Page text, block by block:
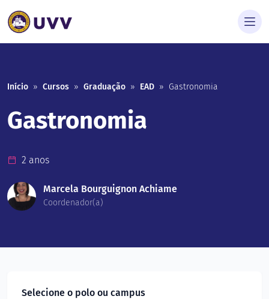
Início » Cursos » Graduação » EAD » Gastronomia
Gastronomia
2 anos
Marcela Bourguignon Achiame
Coordenador(a)
Selecione o polo ou campus